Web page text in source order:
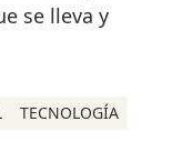
se lleva y
TECNOLOGÍA